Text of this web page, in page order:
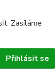
Zasíláme
Přihlásit se